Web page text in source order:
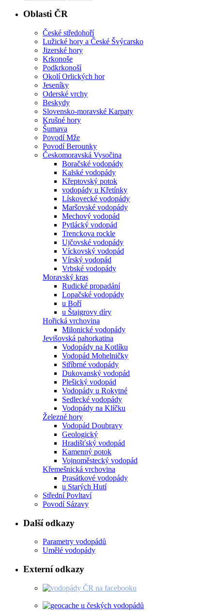
Oblasti ČR
České středohoří
Lužické hory a České Švýcarsko
Jizerské hory
Krkonoše
Podkrkonoší
Okolí Orlických hor
Jeseníky
Oderské vrchy
Beskydy
Slovensko-moravské Karpaty
Krušné hory
Šumava
Povodí Mže
Povodí Berounky
Českomoravská Vysočina
Boračské vodopády
Kalské vodopády
Křeptovský potok
vodopády u Křetínky
Lískovecké vodopády
Maršovské vodopády
Mechový vodopád
Pytlácký vodopád
Trenckova rockle
Ujčovské vodopády
Víckovský vodopád
Vírský vodopád
Vrbské vodopády
Moravský kras
Rudické propadání
Lopačské vodopády
u Boří
u Štajgrovy díry
Hořická vrchovina
Milonické vodopády
Jevišovská pahorkatina
Vodopády na Kotlíku
Vodopád Mohelničky
Stříbrné vodopády
Dukovanský vodopád
Plešický vodopád
Vodopády u Rokytné
Sedlecké vodopády
Vodopády na Klíčku
Železné hory
Vodopád Doubravy
Geologický
Hradišťský vodopád
Kamenný potok
Vojnoměstecký vodopád
Křemešnická vrchovina
Prasátkové vodopády
u Starých Hutí
Střední Povltaví
Povodí Sázavy
Další odkazy
Parametry vodopádů
Umělé vodopády
Externí odkazy